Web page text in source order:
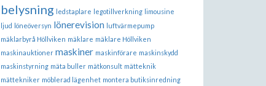
belysning ledstaplare legotillverkning limousine
ljud löneöversyn lönerevision luftvärmepump
mäklarbyrå Höllviken mäklare mäklare Höllviken
maskinauktioner maskiner maskinförare maskinskydd
maskinstyrning mäta buller mätkonsult mätteknik
mättekniker möblerad lägenhet montera butiksinredning